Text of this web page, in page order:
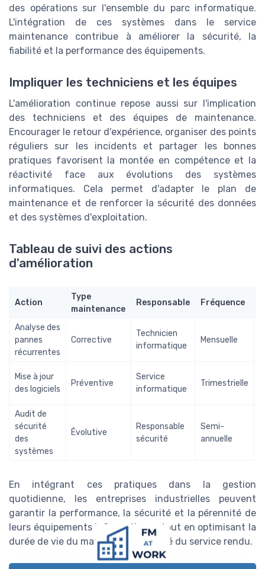
des opérations sur l'ensemble du parc informatique.
L'intégration de ces systèmes dans le service
maintenance contribue à améliorer la sécurité, la
fiabilité et la performance des équipements.
Impliquer les techniciens et les équipes
L'amélioration continue repose aussi sur l'implication
des techniciens et des équipes de maintenance.
Encourager le retour d'expérience, organiser des points
réguliers sur les incidents et partager les bonnes
pratiques favorisent la montée en compétence et la
réactivité face aux évolutions des systèmes
informatiques. Cela permet d'adapter le plan de
maintenance et de renforcer la sécurité des données
et des systèmes d'exploitation.
Tableau de suivi des actions
d'amélioration
Action
Type
maintenance
Responsable Fréquence
Analyse des
pannes
récurrentes
Corrective
Technicien
informatique
Mensuelle
Mise à jour
des logiciels
Préventive
Service
informatique
Trimestrielle
Audit de
sécurité
des
systèmes
Évolutive
Responsable
sécurité
Semi-
annuelle
En intégrant ces pratiques dans la gestion
quotidienne, les entreprises industrielles peuvent
garantir la performance, la sécurité et la pérennité de
leurs équipements informatiques tout en optimisant la
durée de vie du matériel et la qualité du service rendu.